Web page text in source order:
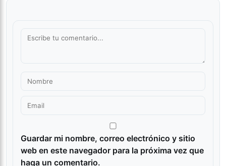
Guardar mi nombre, correo electrónico y sitio
web en este navegador para la próxima vez que
haga un comentario.